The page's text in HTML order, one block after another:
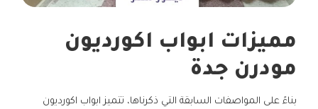
مميزات ابواب اكورديون
مودرن جدة
بناءً على المواصفات السابقة التي ذكرناها، تتميز ابواب اكورديون